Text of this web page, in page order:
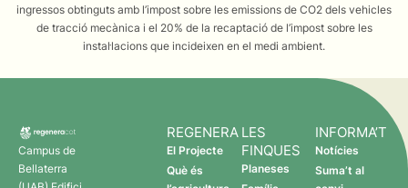
ingressos obtinguts amb l’impost sobre les emissions de CO2 dels vehicles
de tracció mecànica i el 20% de la recaptació de l’impost sobre les
instal·lacions que incideixen en el medi ambient.
Campus de
Bellaterra
REGENERA
El Projecte
Què és
LES
FINQUES
Planeses
INFORMA’T
Notícies
Suma’t al